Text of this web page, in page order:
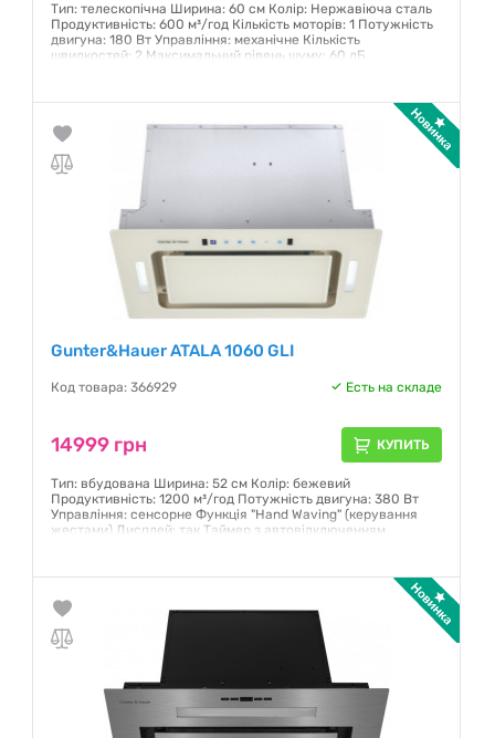
Тип: телескопічна Ширина: 60 см Колір: Нержавіюча сталь
Продуктивність: 600 м³/год Кількість моторів: 1 Потужність
двигуна: 180 Вт Управління: механічне Кількість
швидкостей: 2 Максимальний рівень шуму: 60 дБ
Gunter&Hauer ATALA 1060 GLI
Код товара: 366929 Есть на складе
14999 грн КУПИТЬ
Тип: вбудована Ширина: 52 см Колір: бежевий
Продуктивність: 1200 м³/год Потужність двигуна: 380 Вт
Управління: сенсорне Функція "Hand Waving" (керування
жестами) Дисплей: так Таймер з автовідключенням
Гарантия:12 месяцев